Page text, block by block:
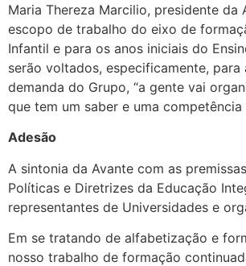
Maria Thereza Marcilio, presidente
escopo de trabalho do eixo de
Infantil e para os anos iniciais do
serão voltados, especificamente,
demanda do Grupo, “a gente vai
que tem um saber e uma competência
Adesão
A sintonia da Avante com as
Políticas e Diretrizes da Educação
representantes de Universidades e
Em se tratando de alfabetização e
nosso trabalho de formação